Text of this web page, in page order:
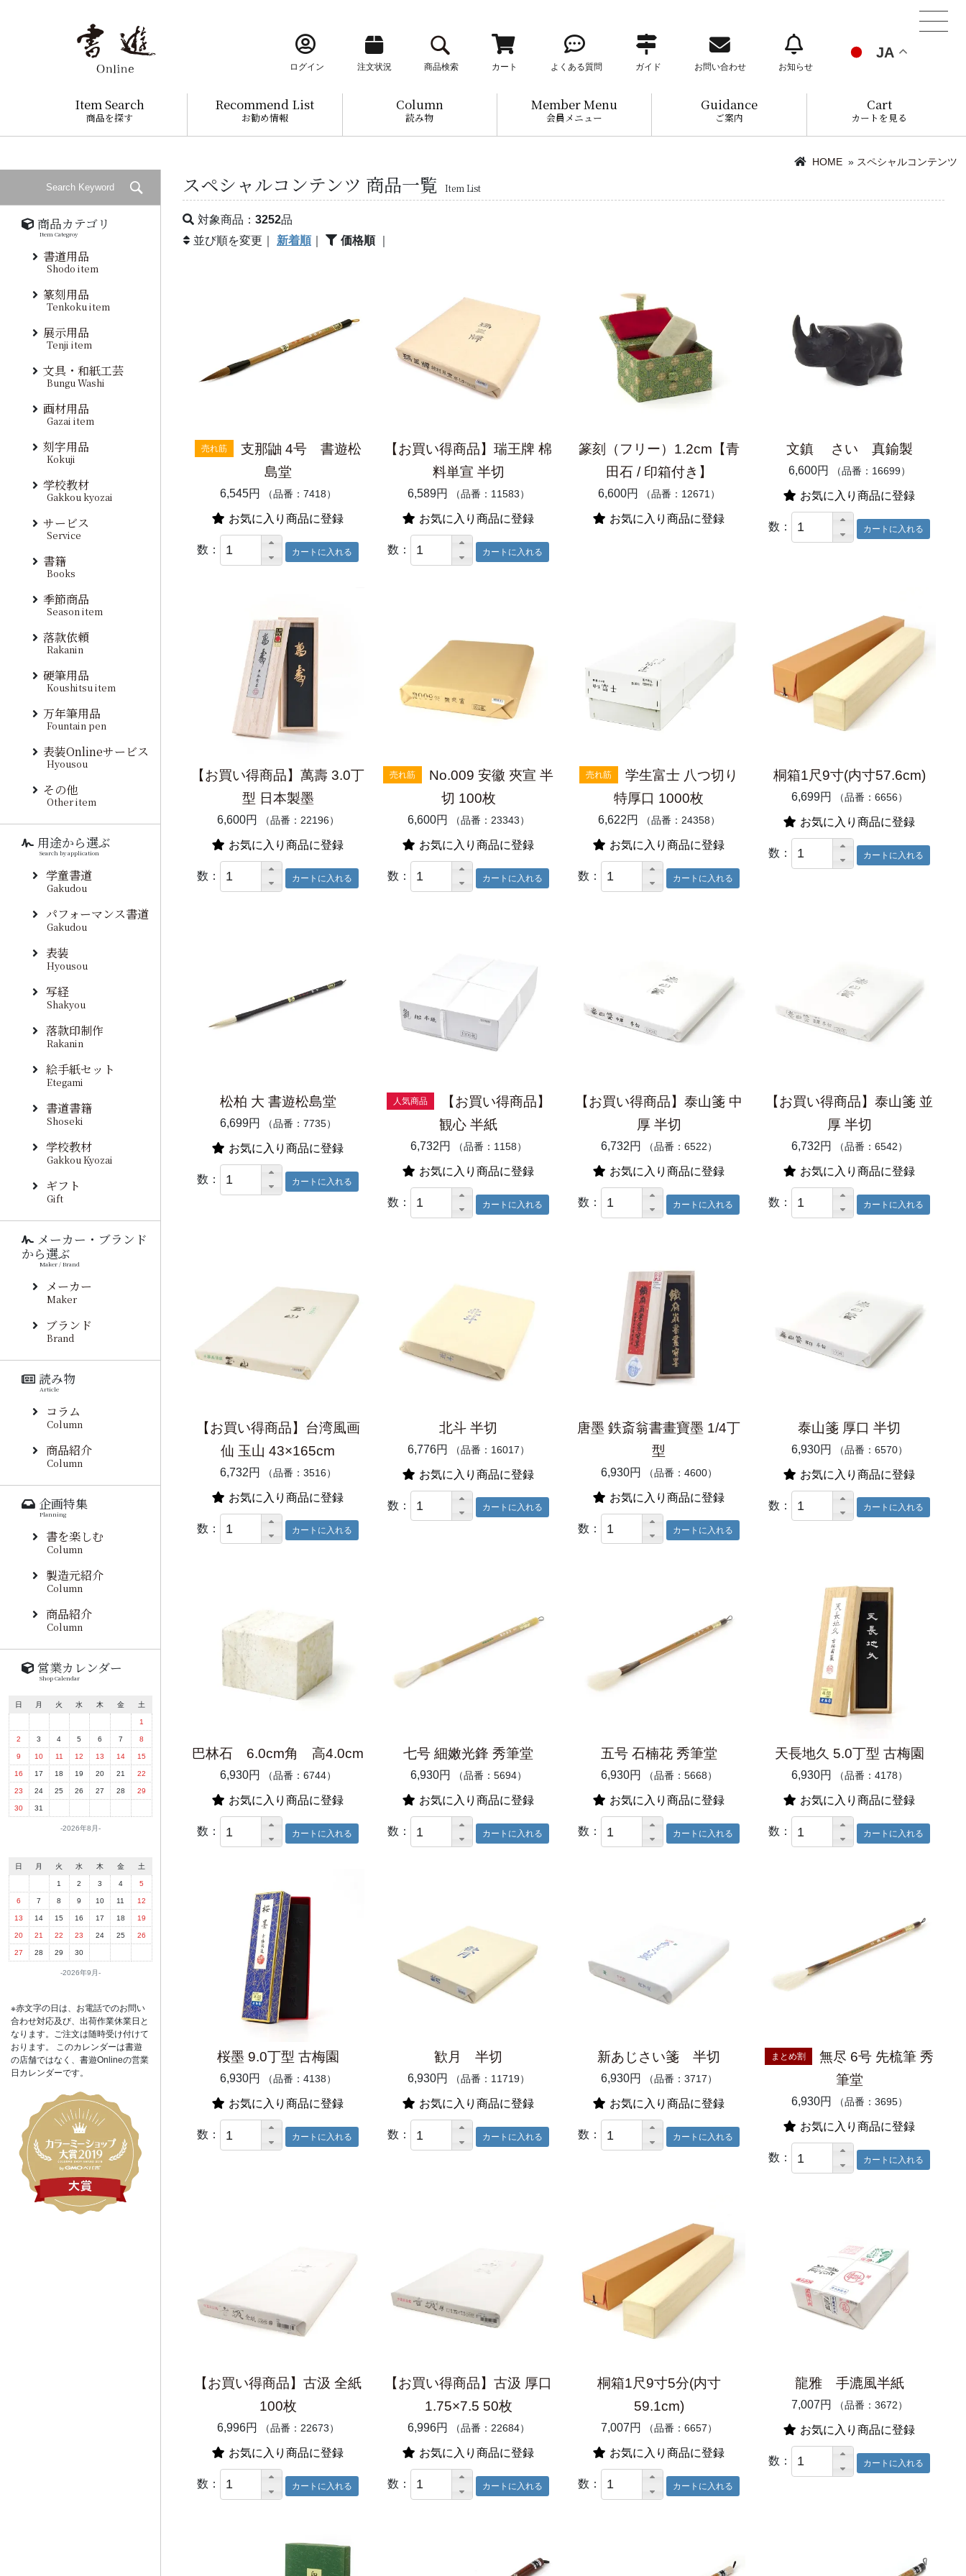
ログイン 注文状況 商品検索 カート よくある質問 ガイド お問い合わせ お知らせ
JA
Item Search
商品を探す
Recommend List
お勧め情報
Column
読み物
Member Menu
会員メニュー
Guidance
ご案内
Cart
カートを見る
HOME » スペシャルコンテンツ
スペシャルコンテンツ 商品一覧 Item List
対象商品： 3252品
並び順を変更｜ 新着順｜ 価格順｜
売れ筋
支那鼬 4号 書遊松
島堂
6,545円 （品番：7418）
お気に入り商品に登録
数：
【お買い得商品】瑞王牌 棉
料単宣 半切
6,589円 （品番：11583）
お気に入り商品に登録
数：
篆刻（フリー）1.2cm【青
田石 / 印箱付き】
6,600円 （品番：12671）
お気に入り商品に登録
文鎮 さい 真鍮製
6,600円 （品番：16699）
お気に入り商品に登録
数：
【お買い得商品】萬壽 3.0丁
型 日本製墨
6,600円 （品番：22196）
お気に入り商品に登録
数：
売れ筋
No.009 安徽 夾宣 半
切 100枚
6,600円 （品番：23343）
お気に入り商品に登録
数：
売れ筋
学生富士 八つ切り
特厚口 1000枚
6,622円 （品番：24358）
お気に入り商品に登録
数：
桐箱1尺9寸(内寸57.6cm)
6,699円 （品番：6656）
お気に入り商品に登録
数：
松柏 大 書遊松島堂
6,699円 （品番：7735）
お気に入り商品に登録
数：
人気商品
【お買い得商品】
観心 半紙
6,732円 （品番：1158）
お気に入り商品に登録
数：
【お買い得商品】泰山箋 中
厚 半切
6,732円 （品番：6522）
お気に入り商品に登録
数：
【お買い得商品】泰山箋 並
厚 半切
6,732円 （品番：6542）
お気に入り商品に登録
数：
【お買い得商品】台湾風画
仙 玉山 43×165cm
6,732円 （品番：3516）
お気に入り商品に登録
数：
北斗 半切
6,776円 （品番：16017）
お気に入り商品に登録
数：
唐墨 鉄斎翁書畫寶墨 1/4丁
型
6,930円 （品番：4600）
お気に入り商品に登録
数：
泰山箋 厚口 半切
6,930円 （品番：6570）
お気に入り商品に登録
数：
巴林石 6.0cm角 高4.0cm
6,930円 （品番：6744）
お気に入り商品に登録
数：
七号 細嫩光鋒 秀筆堂
6,930円 （品番：5694）
お気に入り商品に登録
数：
五号 石楠花 秀筆堂
6,930円 （品番：5668）
お気に入り商品に登録
数：
天長地久 5.0丁型 古梅園
6,930円 （品番：4178）
お気に入り商品に登録
数：
桜墨 9.0丁型 古梅園
6,930円 （品番：4138）
お気に入り商品に登録
数：
歓月 半切
6,930円 （品番：11719）
お気に入り商品に登録
数：
新あじさい箋 半切
6,930円 （品番：3717）
お気に入り商品に登録
数：
まとめ割
無尽 6号 先梳筆 秀
筆堂
6,930円 （品番：3695）
お気に入り商品に登録
数：
【お買い得商品】古汲 全紙
100枚
6,996円 （品番：22673）
お気に入り商品に登録
数：
【お買い得商品】古汲 厚口
1.75×7.5 50枚
6,996円 （品番：22684）
お気に入り商品に登録
数：
桐箱1尺9寸5分(内寸
59.1cm)
7,007円 （品番：6657）
お気に入り商品に登録
数：
龍雅 手漉風半紙
7,007円 （品番：3672）
お気に入り商品に登録
数：
商品カテゴリ
Item Categroy
書道用品
Shodo item
篆刻用品
Tenkoku item
展示用品
Tenji item
文具・和紙工芸
Bungu Washi
画材用品
Gazai item
刻字用品
Kokuji
学校教材
Gakkou kyozai
サービス
Service
書籍
Books
季節商品
Season item
落款依頼
Rakanin
硬筆用品
Koushitsu item
万年筆用品
Fountain pen
表装Onlineサービス
Hyousou
その他
Other item
用途から選ぶ
Search by application
学童書道
Gakudou
パフォーマンス書道
Gakudou
表装
Hyousou
写経
Shakyou
落款印制作
Rakanin
絵手紙セット
Etegami
書道書籍
Shoseki
学校教材
Gakkou Kyozai
ギフト
Gift
メーカー・ブランド
から選ぶ
Maker / Brand
メーカー
Maker
ブランド
Brand
読み物
Article
コラム
Column
商品紹介
Column
企画特集
Planning
書を楽しむ
Column
製造元紹介
Column
商品紹介
Column
営業カレンダー
Shop Calendar
2026年8月
日 月 火 水 木 金 土
1
2 3 4 5 6 7 8
9 10 11 12 13 14 15
16 17 18 19 20 21 22
23 24 25 26 27 28 29
30 31
2026年9月
日 月 火 水 木 金 土
1 2 3 4 5
6 7 8 9 10 11 12
13 14 15 16 17 18 19
20 21 22 23 24 25 26
27 28 29 30
※赤文字の日は、お電話でのお問い
合わせ対応及び、出荷作業休業日と
なります。ご注文は随時受け付けて
おります。 このカレンダーは書遊
の店舗ではなく、書遊Onlineの営業
日カレンダーです。